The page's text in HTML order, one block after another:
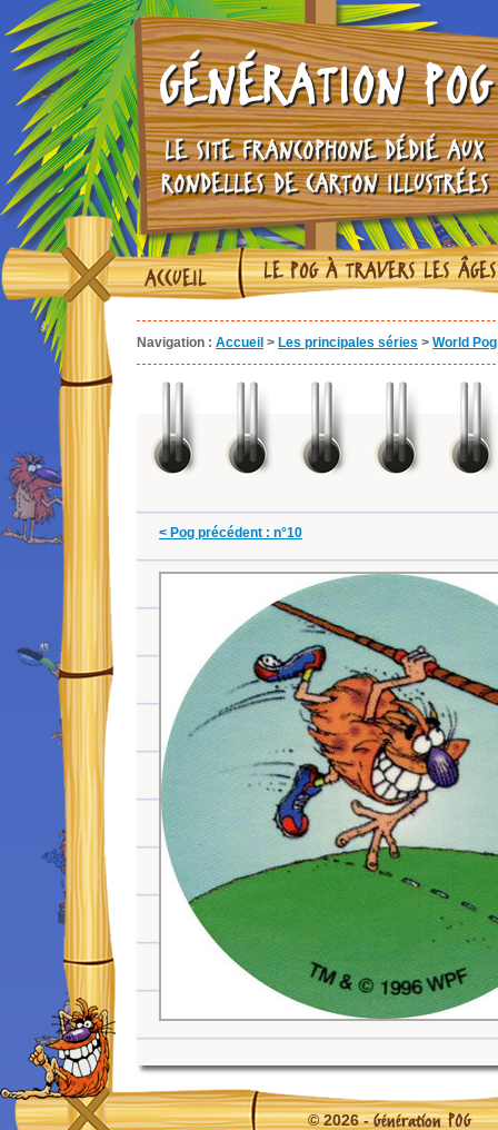
GÉNÉRATION POG
LE SITE FRANCOPHONE DÉDIÉ AUX
RONDELLES DE CARTON ILLUSTRÉES
ACCUEIL LE POG À TRAVERS LES ÂGES
Navigation : Accueil > Les principales séries > World
< Pog précédent : n°10
© 2026 -Génération POG